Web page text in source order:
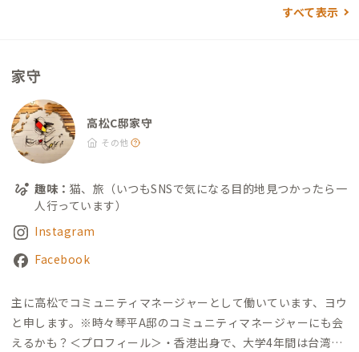
すべて表示
家守
高松C邸家守
その他
趣味： 猫、旅（いつもSNSで気になる目的地見つかったら一
人行っています）
Instagram
Facebook
主に高松でコミュニティマネージャーとして働いています、 ヨウ
と申します。 ※時々琴平A邸のコミュニティマネージャーにも会
えるかも？ ＜プロフィール＞ ・香港出身で、大学4年間は台湾で